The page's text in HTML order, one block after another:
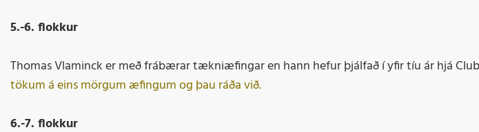
5.-6. flokkur
Thomas Vlaminck er með frábærar tækniæfingar en hann hefur þjálfað í yfir tíu ár hjá
tökum á eins mörgum æfingum og þau ráða við.
6.-7. flokkur